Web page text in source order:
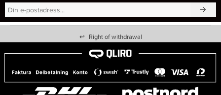
↩ Right of withdrawal